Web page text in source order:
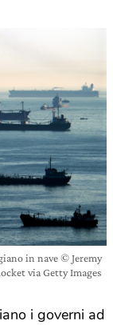
in nave © Jeremy
via Getty Images
i governi ad